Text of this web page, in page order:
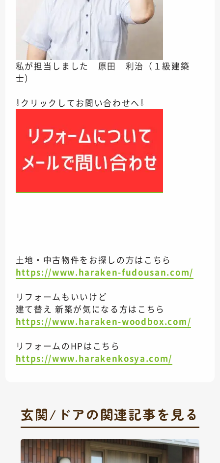
私が担当しました 原田 利治（１級建築
士）
⇩クリックしてお問い合わせへ⇩
土地・中古物件をお探しの方はこちら
https://www.haraken-fudousan.com/
リフォームもいいけど
建て替え 新築が気になる方はこちら
https://www.haraken-woodbox.com/
リフォームのHPはこちら
https://www.harakenkosya.com/
玄関/ドアの関連記事を見る